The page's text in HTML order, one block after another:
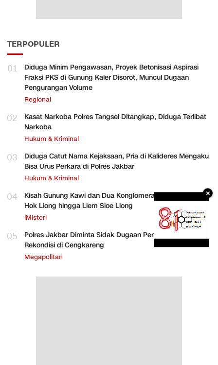
TERPOPULER
01
Diduga Minim Pengawasan, Proyek Betonisasi Aspirasi
Fraksi PKS di Gunung Kaler Disorot, Muncul Dugaan
Pengurangan Volume
Regional
02
Kasat Narkoba Polres Tangsel Ditangkap, Diduga Terlibat
Narkoba
Hukum & Kriminal
03
Diduga Catut Nama Kejaksaan, Pria di Kalideres Mengaku
Bisa Urus Perkara di Polres Jakbar
Hukum & Kriminal
04
Kisah Gunung Kawi dan Dua Konglomerat Indonesia Ong
Hok Liong hingga Liem Sioe Liong
iMisteri
05
Polres Jakbar Diminta Sidak Dugaan Perakitan HP
Rekondisi di Cengkareng
Megapolitan
×